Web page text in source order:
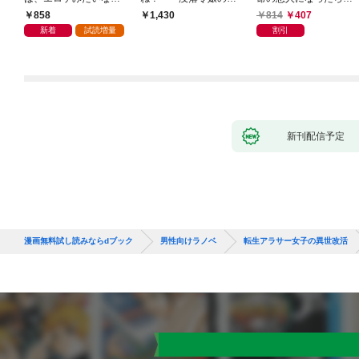
と全部シてほしい【電
子ＳＳ特典付き】
858
新着 試読増量
外楽しい領地改革〜
1,430
通い妻になって関係を
迫ってくる。
814 407
割引
新刊配信予定
漫画無料試し読みならdブック 男性向けラノベ 転生アラサー女子の異世改活